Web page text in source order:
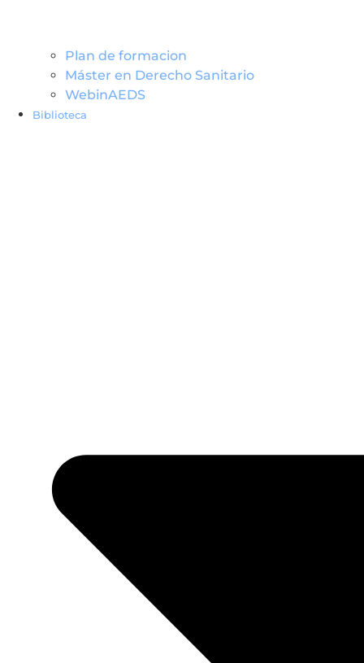
Plan de formacion
Máster en Derecho Sanitario
WebinAEDS
Biblioteca